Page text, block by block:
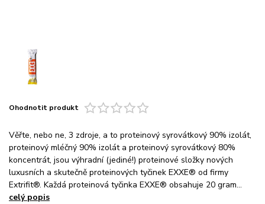
Ohodnotit produkt
Věřte, nebo ne, 3 zdroje, a to proteinový syrovátkový 90% izolát,
proteinový mléčný 90% izolát a proteinový syrovátkový 80%
koncentrát, jsou výhradní (jediné!) proteinové složky nových
luxusních a skutečně proteinových tyčinek EXXE® od firmy
Extrifit®. Každá proteinová tyčinka EXXE® obsahuje 20 gram...
celý popis